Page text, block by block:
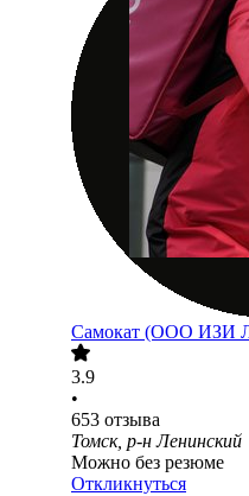
Самокат (ООО ИЗИ
3.9
•
653 отзыва
Томск, р-н Ленинский
Можно без резюме
Откликнуться